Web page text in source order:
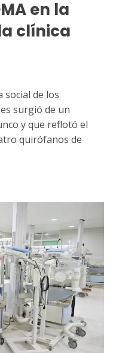
en la
clínica
social de los
surgió de un
y que reflotó el
quirófanos de